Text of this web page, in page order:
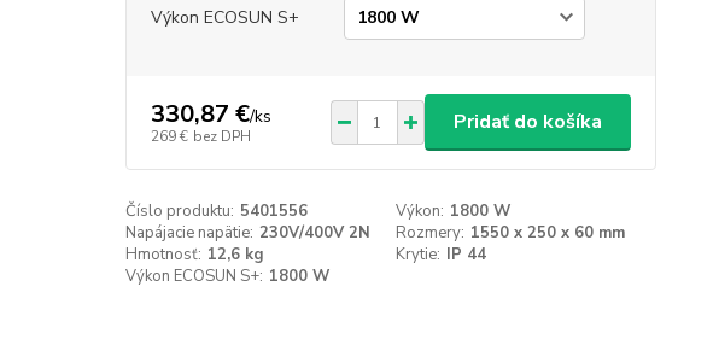
Výkon ECOSUN S+
330,87 €/ks
269 € bez DPH
Pridať do košíka
Číslo produktu: 5401556 Výkon: 1800 W
Napájacie napätie: 230V/400V 2N Rozmery: 1550 x 250 x 60 mm
Hmotnosť: 12,6 kg Krytie: IP 44
Výkon ECOSUN S+: 1800 W